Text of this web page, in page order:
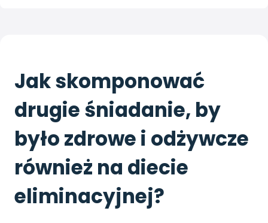
Jak skomponować
drugie śniadanie, by
było zdrowe i odżywcze
również na diecie
eliminacyjnej?